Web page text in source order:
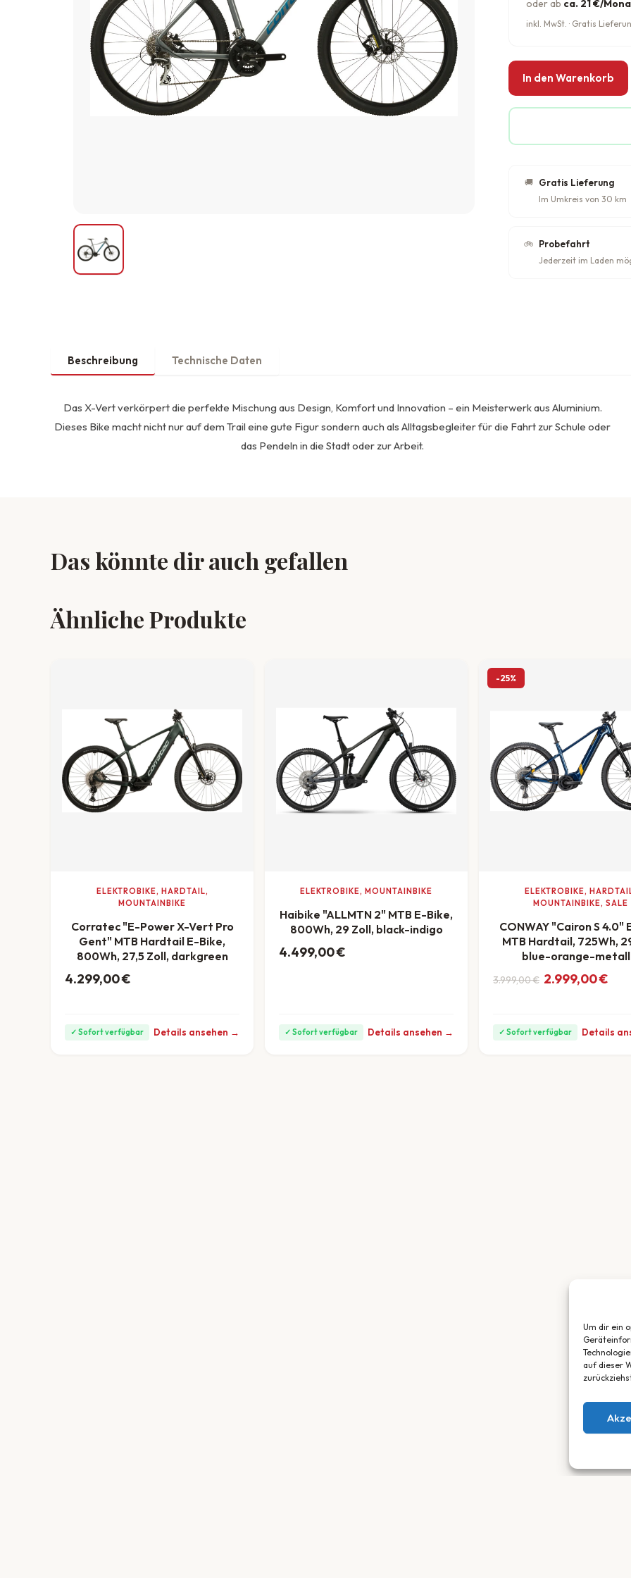
Um dir ein
auf dieser
oder ab ca. 21 €/
inkl. MwSt. · Gratis
In den Warenkorb
🚚 Gratis Lieferung
Im Umkreis von 30 km
🚲 Probefahrt
Jederzeit im Laden
Beschreibung Technische Daten
Das X-Vert verkörpert die perfekte Mischung aus Design, Komfort und Innovation – ein Meisterwerk aus Aluminium.
Dieses Bike macht nicht nur auf dem Trail eine gute Figur sondern auch als Alltagsbegleiter für die Fahrt zur Schule oder
das Pendeln in die Stadt oder zur Arbeit.
Das könnte dir auch gefallen
Ähnliche Produkte
ELEKTROBIKE, HARDTAIL,
MOUNTAINBIKE
Corratec "E-Power X-Vert Pro
Gent" MTB Hardtail E-Bike,
800Wh, 27,5 Zoll, darkgreen
4.299,00€
✓ Sofort verfügbar Details ansehen →
ELEKTROBIKE, MOUNTAINBIKE
Haibike "ALLMTN 2" MTB E-Bike,
800Wh, 29 Zoll, black-indigo
4.499,00€
✓ Sofort verfügbar Details ansehen →
-25%
ELEKTROBIKE,
MOUNTAINBIKE, SALE
CONWAY "Cairon S 4.0"
MTB Hardtail, 725Wh,
blue-orange-
3.999,00€
Ursprünglicher Preis
2.999,00€
Aktueller Preis ist:
✓ Sofort verfügbar Details